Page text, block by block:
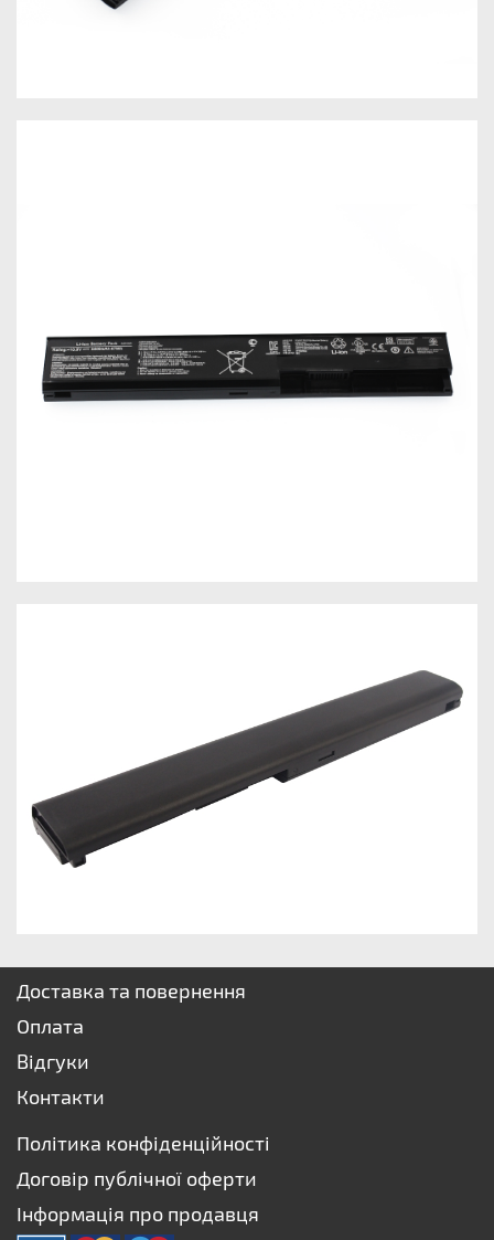
Доставка та повернення
Оплата
Відгуки
Контакти
Політика конфіденційності
Договір публічної оферти
Інформація про продавця